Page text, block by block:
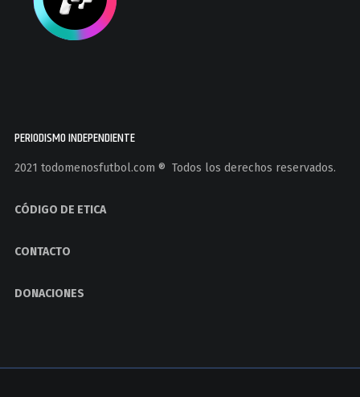
PERIODISMO INDEPENDIENTE
2021 todomenosfutbol.com ®️ Todos los derechos reservados.
CÓDIGO DE ETICA
CONTACTO
DONACIONES